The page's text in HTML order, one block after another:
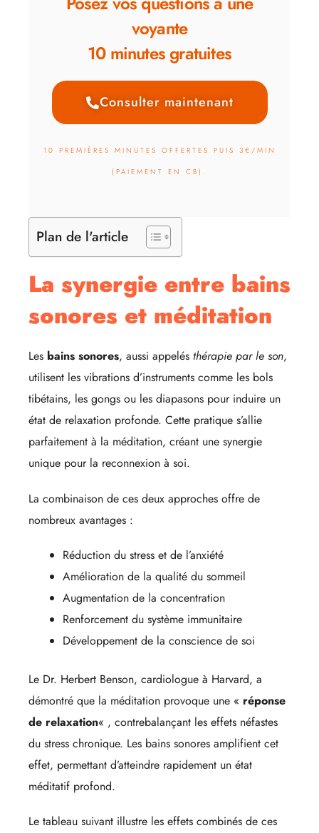
voyante
10 minutes gratuites
Consulter maintenant
10 PREMIÈRES MINUTES OFFERTES PUIS 3€/MIN
(PAIEMENT EN CB).
Plan de l'article
La synergie entre bains
sonores et méditation
Les bains sonores, aussi appelés thérapie par le son,
utilisent les vibrations d’instruments comme les bols
tibétains, les gongs ou les diapasons pour induire un
état de relaxation profonde. Cette pratique s’allie
parfaitement à la méditation, créant une synergie
unique pour la reconnexion à soi.
La combinaison de ces deux approches offre de
nombreux avantages :
Réduction du stress et de l’anxiété
Amélioration de la qualité du sommeil
Augmentation de la concentration
Renforcement du système immunitaire
Développement de la conscience de soi
Le Dr. Herbert Benson, cardiologue à Harvard, a
démontré que la méditation provoque une « réponse
de relaxation« , contrebalançant les effets néfastes
du stress chronique. Les bains sonores amplifient cet
effet, permettant d’atteindre rapidement un état
méditatif profond.
Le tableau suivant illustre les effets combinés de ces